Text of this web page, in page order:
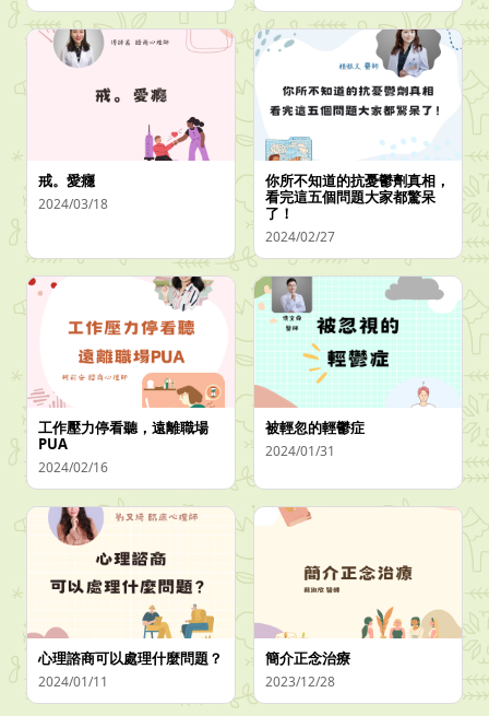
戒。愛癮
2024/03/18
你所不知道的抗憂鬱劑真相，
看完這五個問題大家都驚呆
了！
2024/02/27
工作壓力停看聽，遠離職場
PUA
2024/02/16
被輕忽的輕鬱症
2024/01/31
心理諮商可以處理什麼問題？
2024/01/11
簡介正念治療
2023/12/28